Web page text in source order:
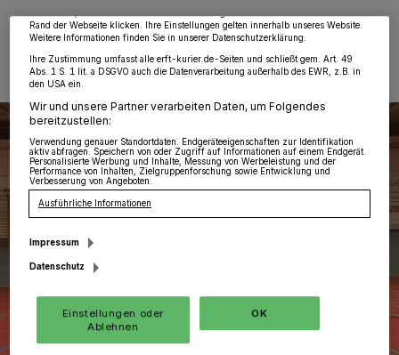
19.11.2024 , 15:04 Uhr 2 Minuten Lesezeit
Rand der Webseite klicken. Ihre Einstellungen gelten innerhalb unseres Website.
Weitere Informationen finden Sie in unserer Datenschutzerklärung.
Ihre Zustimmung umfasst alle erft-kurier.de-Seiten und schließt gem. Art. 49
Abs. 1 S. 1 lit. a DSGVO auch die Datenverarbeitung außerhalb des EWR, z.B. in
den USA ein.
Wir und unsere Partner verarbeiten Daten, um Folgendes
bereitzustellen:
Verwendung genauer Standortdaten. Endgeräteeigenschaften zur Identifikation
aktiv abfragen. Speichern von oder Zugriff auf Informationen auf einem Endgerät.
Personalisierte Werbung und Inhalte, Messung von Werbeleistung und der
Performance von Inhalten, Zielgruppenforschung sowie Entwicklung und
Verbesserung von Angeboten.
Ausführliche Informationen
Impressum
Datenschutz
Einstellungen oder
Ablehnen
OK